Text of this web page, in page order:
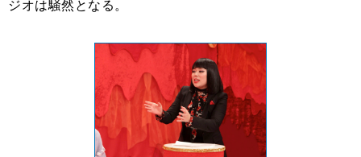
ジオは騒然となる。